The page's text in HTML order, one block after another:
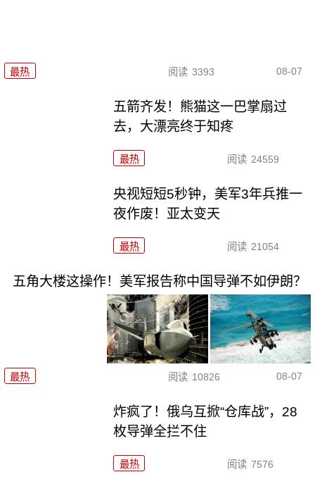
最热 阅读 3393 08-07
五箭齐发！熊猫这一巴掌扇过
去，大漂亮终于知疼
最热 阅读 24559
央视短短5秒钟，美军3年兵推一
夜作废！亚太变天
最热 阅读 21054
五角大楼这操作！美军报告称中国导弹不如伊朗？
最热 阅读 10826 08-07
炸疯了！俄乌互掀“仓库战”，28
枚导弹全拦不住
最热 阅读 7576